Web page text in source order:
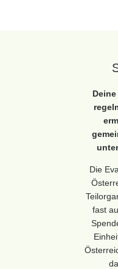
Die
fast